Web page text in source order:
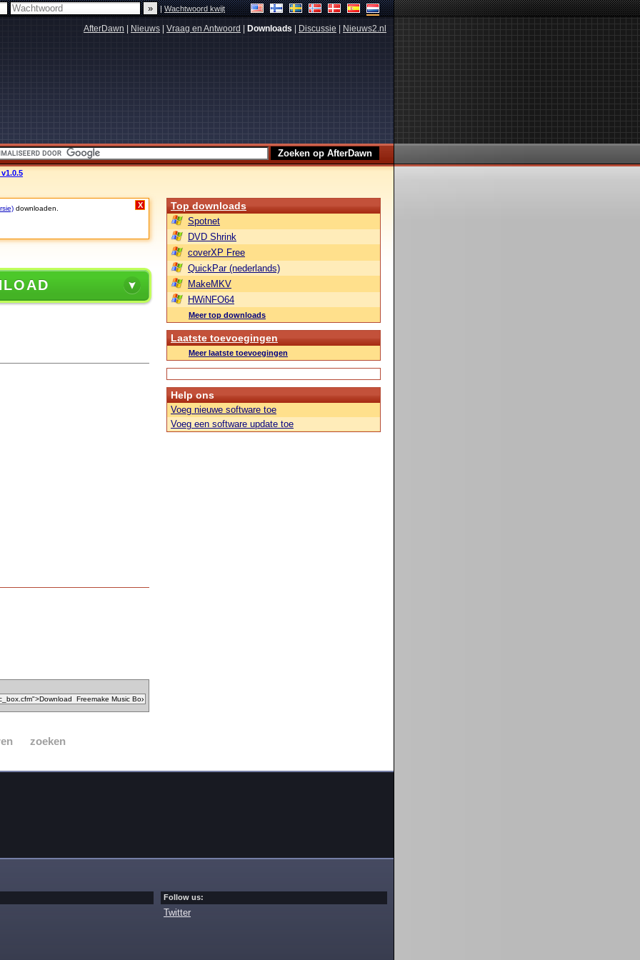
|Wachtwoord kwijt
AfterDawn Nieuws Vraag en Antwoord Downloads Discussie Nieuws2.nl
downloaden. X
zoeken
Top downloads
Spotnet
DVD Shrink
coverXP Free
QuickPar (nederlands)
MakeMKV
HWiNFO64
Meer top downloads
Laatste toevoegingen
Meer laatste toevoegingen
Help ons
Voeg nieuwe software toe
Voeg een software update toe
Follow us:
Twitter